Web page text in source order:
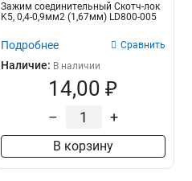
Зажим соединительный Скотч-лок
K5, 0,4-0,9мм2 (1,67мм) LD800-005
Подробнее Сравнить
Наличие: В наличии
14,00 ₽
– +
В корзину